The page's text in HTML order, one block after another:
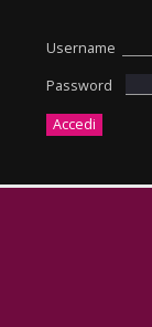
Username
Password